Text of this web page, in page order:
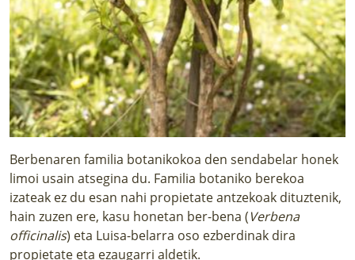
Berbenaren familia botanikokoa den sendabelar honek
limoi usain atsegina du. Familia botaniko berekoa
izateak ez du esan nahi propietate antzekoak dituztenik,
hain zuzen ere, kasu honetan ber-bena (Verbena
officinalis) eta Luisa-belarra oso ezberdinak dira
propietate eta ezaugarri aldetik.